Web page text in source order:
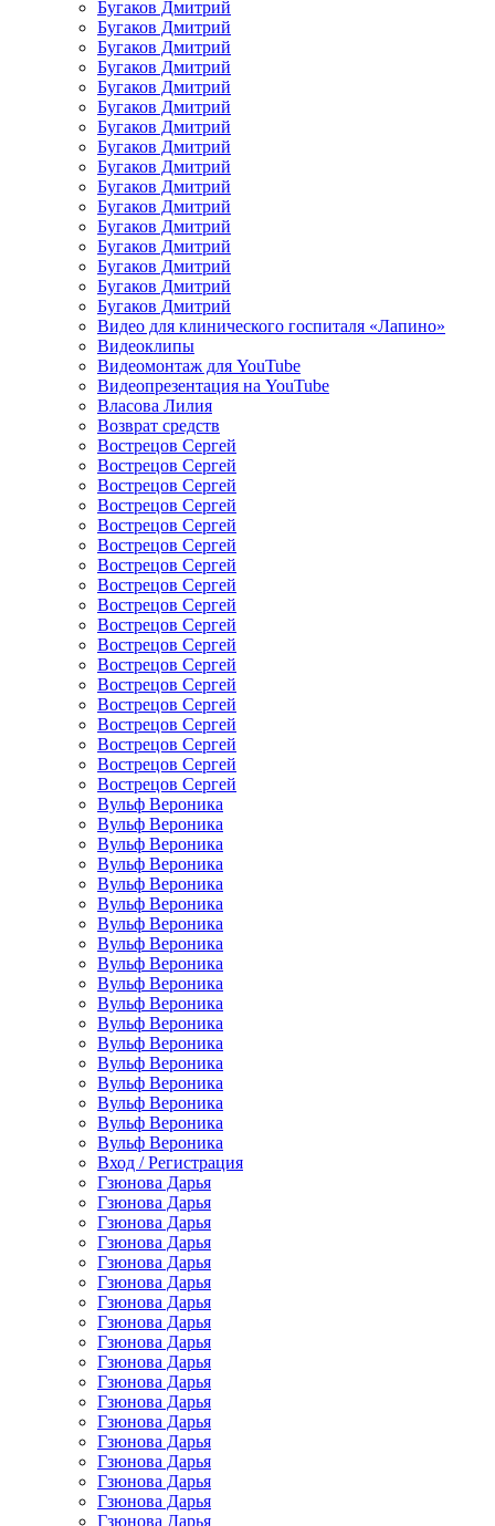
Бугаков Дмитрий
Бугаков Дмитрий
Бугаков Дмитрий
Бугаков Дмитрий
Бугаков Дмитрий
Бугаков Дмитрий
Бугаков Дмитрий
Бугаков Дмитрий
Бугаков Дмитрий
Бугаков Дмитрий
Бугаков Дмитрий
Бугаков Дмитрий
Бугаков Дмитрий
Бугаков Дмитрий
Бугаков Дмитрий
Бугаков Дмитрий
Видео для клинического госпиталя «Лапино»
Видеоклипы
Видеомонтаж для YouTube
Видеопрезентация на YouTube
Власова Лилия
Возврат средств
Вострецов Сергей
Вострецов Сергей
Вострецов Сергей
Вострецов Сергей
Вострецов Сергей
Вострецов Сергей
Вострецов Сергей
Вострецов Сергей
Вострецов Сергей
Вострецов Сергей
Вострецов Сергей
Вострецов Сергей
Вострецов Сергей
Вострецов Сергей
Вострецов Сергей
Вострецов Сергей
Вострецов Сергей
Вострецов Сергей
Вульф Вероника
Вульф Вероника
Вульф Вероника
Вульф Вероника
Вульф Вероника
Вульф Вероника
Вульф Вероника
Вульф Вероника
Вульф Вероника
Вульф Вероника
Вульф Вероника
Вульф Вероника
Вульф Вероника
Вульф Вероника
Вульф Вероника
Вульф Вероника
Вульф Вероника
Вульф Вероника
Вход / Регистрация
Гзюнова Дарья
Гзюнова Дарья
Гзюнова Дарья
Гзюнова Дарья
Гзюнова Дарья
Гзюнова Дарья
Гзюнова Дарья
Гзюнова Дарья
Гзюнова Дарья
Гзюнова Дарья
Гзюнова Дарья
Гзюнова Дарья
Гзюнова Дарья
Гзюнова Дарья
Гзюнова Дарья
Гзюнова Дарья
Гзюнова Дарья
Гзюнова Дарья